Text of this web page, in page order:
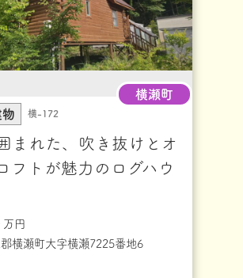
横瀬町
物
横-172
まれた、吹き抜けとオ
フトが魅力のログハウ
万円
横瀬町大字横瀬7225番地6